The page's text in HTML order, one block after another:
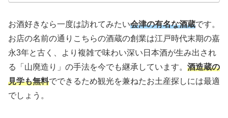
お酒好きなら一度は訪れてみたい会津の有名な酒蔵です。
お店の名前の通りこちらの酒蔵の創業は江戸時代末期の嘉
永3年と古く、より複雑で味わい深い日本酒が生み出され
る「山廃造り」の手法を今でも継承しています。 酒造蔵の
見学も無料でできるため観光を兼ねたお土産探しには最適
でしょう。